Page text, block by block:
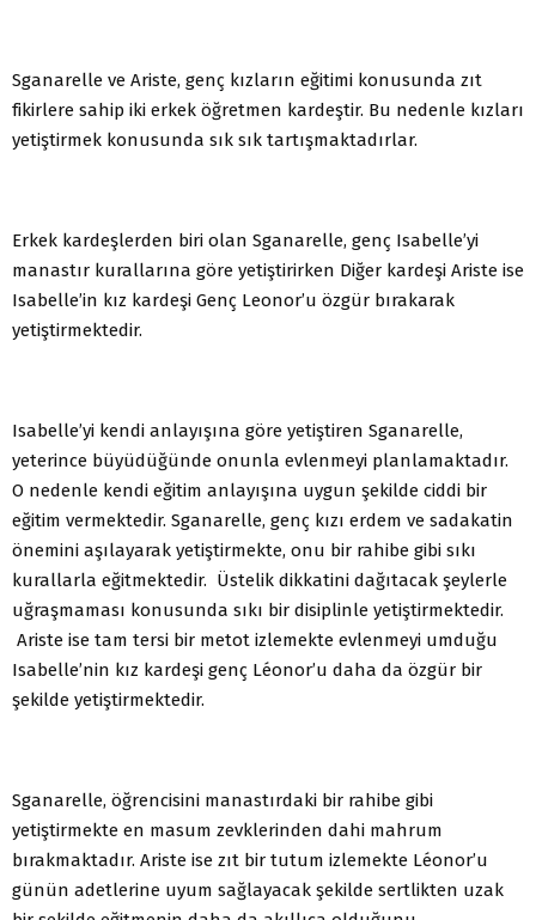
Sganarelle ve Ariste, genç kızların eğitimi konusunda zıt
fikirlere sahip iki erkek öğretmen kardeştir. Bu nedenle kızları
yetiştirmek konusunda sık sık tartışmaktadırlar.
Erkek kardeşlerden biri olan Sganarelle, genç Isabelle’yi
manastır kurallarına göre yetiştirirken Diğer kardeşi Ariste ise
Isabelle’in kız kardeşi Genç Leonor’u özgür bırakarak
yetiştirmektedir.
Isabelle’yi kendi anlayışına göre yetiştiren Sganarelle,
yeterince büyüdüğünde onunla evlenmeyi planlamaktadır.
O nedenle kendi eğitim anlayışına uygun şekilde ciddi bir
eğitim vermektedir. Sganarelle, genç kızı erdem ve sadakatin
önemini aşılayarak yetiştirmekte, onu bir rahibe gibi sıkı
kurallarla eğitmektedir. Üstelik dikkatini dağıtacak şeylerle
uğraşmaması konusunda sıkı bir disiplinle yetiştirmektedir.
Ariste ise tam tersi bir metot izlemekte evlenmeyi umduğu
Isabelle’nin kız kardeşi genç Léonor’u daha da özgür bir
şekilde yetiştirmektedir.
Sganarelle, öğrencisini manastırdaki bir rahibe gibi
yetiştirmekte en masum zevklerinden dahi mahrum
bırakmaktadır. Ariste ise zıt bir tutum izlemekte Léonor’u
günün adetlerine uyum sağlayacak şekilde sertlikten uzak